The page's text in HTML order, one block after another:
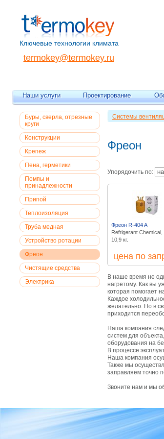
Ключевые технологии климата
termokey@termokey.ru
Наши услуги Проектирование
Буры, сверла, отрезные
круги
Конструкции
Крепеж
Пена, герметики
Помпы и
принадлежности
Припой
Теплоизоляция
Труба медная
Устройство ротации
Фреон
Чистящие средства
Электрика
Системы
Фреон
Упорядочить по:
Фреон R-404 A
Refrigerant Chemical,
10,9 кг.
цена по
В наше время не
нагретому. Как вы
которая помогает
Каждое
желательно. Но в
приходится
Наша компания
систем для
оборудования на
В процессе
Наша компания
Также мы
заправляем точно
Звоните нам и мы